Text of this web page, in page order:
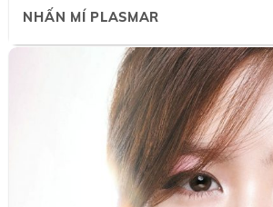
NHẤN MÍ PLASMAR